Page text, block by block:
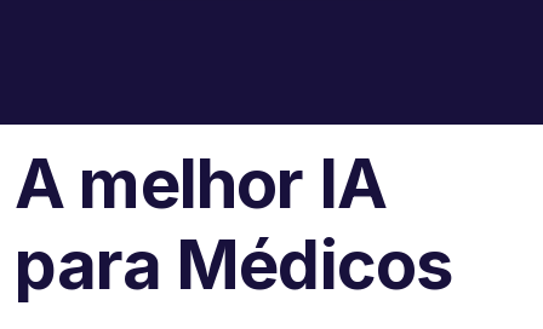
A melhor IA
para Médicos